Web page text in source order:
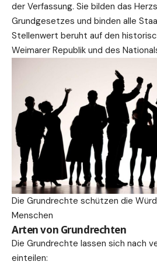
der Verfassung. Sie bilden das
Grundgesetzes und binden alle
Stellenwert beruht auf den
Weimarer Republik und des
Die Grundrechte schützen die
Menschen
Arten von Grundrechten
Die Grundrechte lassen sich nach
einteilen: